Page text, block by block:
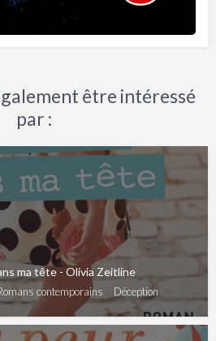
être intéressé
par :
ma tête - Olivia Zeitline
contemporains Déception